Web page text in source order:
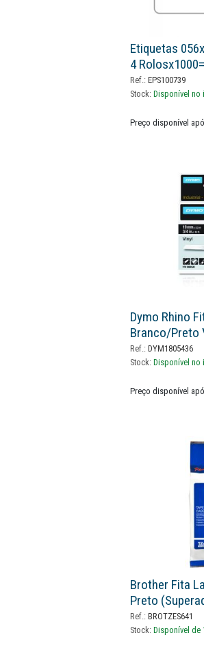
Etiquetas
4
Ref.:EPS100739
Stock: Disponível no
Preço disponível
Dymo Rhino
Branco/preto
Ref.:DYM1805436
Stock: Disponível no
Preço disponível
Brother Fita
Preto
Ref.:BROTZES641
Stock: Disponível de